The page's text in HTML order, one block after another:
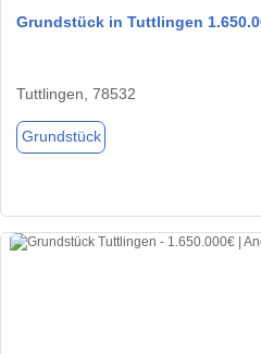
Grundstück in Tuttlingen
Tuttlingen, 78532
Grundstück